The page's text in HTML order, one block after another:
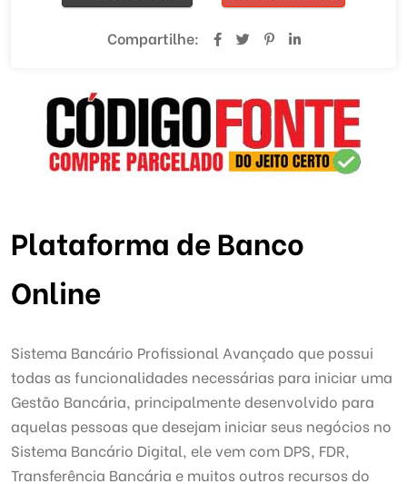
Compartilhe:
Plataforma de Banco
Online
Sistema Bancário Profissional Avançado que possui
todas as funcionalidades necessárias para iniciar uma
Gestão Bancária, principalmente desenvolvido para
aquelas pessoas que desejam iniciar seus negócios no
Sistema Bancário Digital, ele vem com DPS, FDR,
Transferência Bancária e muitos outros recursos do